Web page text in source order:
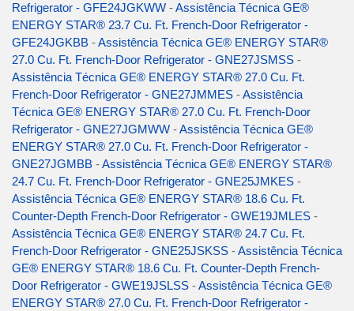
Refrigerator - GFE24JGKWW -Assistência Técnica GE®
ENERGY STAR® 23.7 Cu. Ft. French-Door Refrigerator -
GFE24JGKBB -Assistência Técnica GE® ENERGY STAR®
27.0 Cu. Ft. French-Door Refrigerator - GNE27JSMSS -
Assistência Técnica GE® ENERGY STAR® 27.0 Cu. Ft.
French-Door Refrigerator - GNE27JMMES -Assistência
Técnica GE® ENERGY STAR® 27.0 Cu. Ft. French-Door
Refrigerator - GNE27JGMWW -Assistência Técnica GE®
ENERGY STAR® 27.0 Cu. Ft. French-Door Refrigerator -
GNE27JGMBB -Assistência Técnica GE® ENERGY STAR®
24.7 Cu. Ft. French-Door Refrigerator - GNE25JMKES -
Assistência Técnica GE® ENERGY STAR® 18.6 Cu. Ft.
Counter-Depth French-Door Refrigerator - GWE19JMLES -
Assistência Técnica GE® ENERGY STAR® 24.7 Cu. Ft.
French-Door Refrigerator - GNE25JSKSS -Assistência Técnica
GE® ENERGY STAR® 18.6 Cu. Ft. Counter-Depth French-
Door Refrigerator - GWE19JSLSS -Assistência Técnica GE®
ENERGY STAR® 27.0 Cu. Ft. French-Door Refrigerator -